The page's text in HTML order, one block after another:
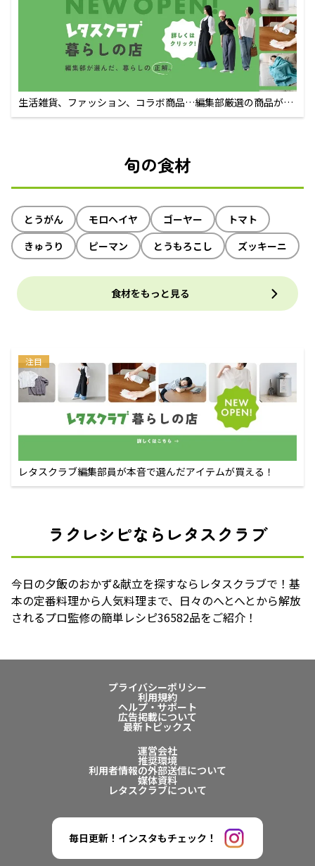
生活雑貨、ファッション、コラボ商品…編集部厳選の商品が買
えるECサイト
旬の食材
とうがん モロヘイヤ ゴーヤー
トマト
きゅうり
ピーマン とうもろこし ズッキーニ
食材をもっと見る
注目
レタスクラブ編集部員が本音で選んだアイテムが買える！
ラクレシピならレタスクラブ
今日の夕飯のおかず&献立を探すならレタスクラブで！基
本の定番料理から人気料理まで、日々のへとへとから解放
されるプロ監修の簡単レシピ36582品をご紹介！
プライバシーポリシー
利用規約
ヘルプ・サポート
広告掲載について
最新トピックス
運営会社
推奨環境
利用者情報の外部送信について
媒体資料
レタスクラブについて
毎日更新！インスタもチェック！